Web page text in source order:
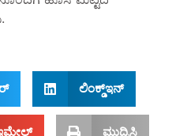
ಲಿಂಕ್ಡ್‌ಇನ್
ಮುದ್ರಿಸಿ